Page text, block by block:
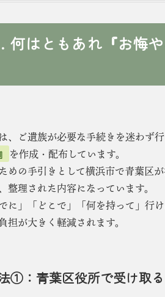
何はともあれ『お悔
、ご遺族が必要な手続きを迷わず
を作成・配布しています。
めの手引きとして横浜市で青葉区
整理された内容になっています。
でに」「どこで」「何を持って」行
担が大きく軽減されます。
①：青葉区役所で受け取る